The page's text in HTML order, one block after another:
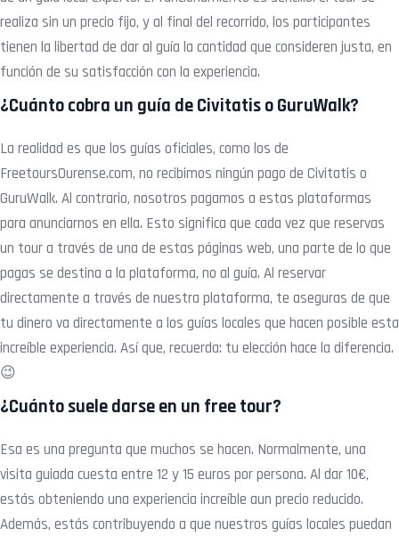
realiza sin un precio fijo, y al final del recorrido, los participantes
tienen la libertad de dar al guía la cantidad que consideren justa, en
función de su satisfacción con la experiencia.
¿Cuánto cobra un guía de Civitatis o GuruWalk?
La realidad es que los guías oficiales, como los de
FreetoursOurense.com, no recibimos ningún pago de Civitatis o
GuruWalk. Al contrario, nosotros pagamos a estas plataformas
para anunciarnos en ella. Esto significa que cada vez que reservas
un tour a través de una de estas páginas web, una parte de lo que
pagas se destina a la plataforma, no al guía. Al reservar
directamente a través de nuestra plataforma, te aseguras de que
tu dinero va directamente a los guías locales que hacen posible esta
increíble experiencia. Así que, recuerda: tu elección hace la diferencia.
😉
¿Cuánto suele darse en un free tour?
Esa es una pregunta que muchos se hacen. Normalmente, una
visita guiada cuesta entre 12 y 15 euros por persona. Al dar 10€,
estás obteniendo una experiencia increíble aun precio reducido.
Además, estás contribuyendo a que nuestros guías locales puedan